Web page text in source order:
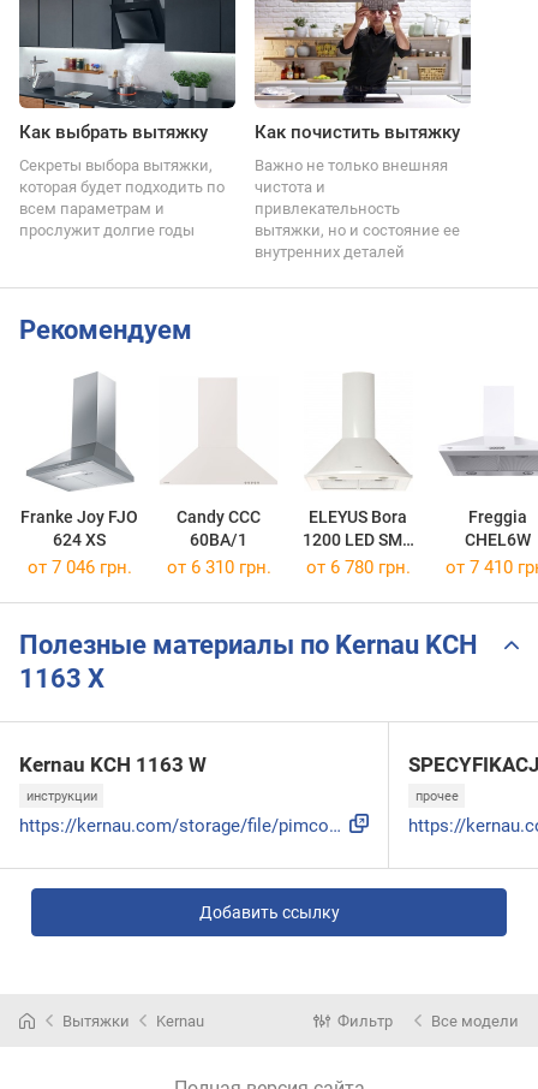
Как выбрать вытяжку
Секреты выбора вытяжки,
которая будет подходить по
всем параметрам и
прослужит долгие годы
Как почистить вытяжку
Важно не только внешняя
чистота и
привлекательность
вытяжки, но и состояние ее
внутренних деталей
Рекомендуем
Franke Joy FJO
624 XS
Candy CCC
60BA/1
ELEYUS Bora
1200 LED SMD
60 WH
Freggia
CHEL6W
от 7 046 грн. от 6 310 грн. от 6 780 грн. от 7 410
Полезные материалы по Kernau KCH
1163 X
Kernau KCH 1163 W
инструкции
https://kernau.com/storage/file/pimcore_import/2025/10/8/eb...
прочее
Добавить ссылку
Вытяжки Kernau Фильтр Все модели